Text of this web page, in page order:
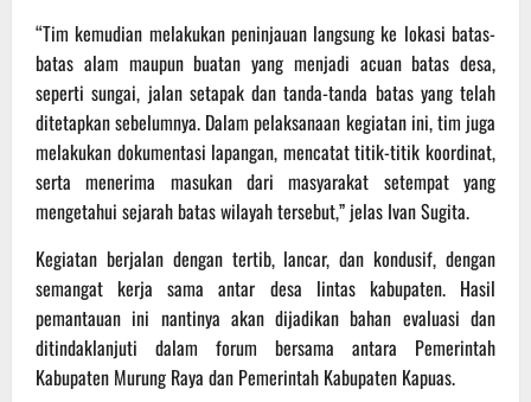
“Tim kemudian melakukan peninjauan langsung ke lokasi batas-
batas alam maupun buatan yang menjadi acuan batas desa,
seperti sungai, jalan setapak dan tanda-tanda batas yang telah
ditetapkan sebelumnya. Dalam pelaksanaan kegiatan ini, tim juga
melakukan dokumentasi lapangan, mencatat titik-titik koordinat,
serta menerima masukan dari masyarakat setempat yang
mengetahui sejarah batas wilayah tersebut,” jelas Ivan Sugita.
Kegiatan berjalan dengan tertib, lancar, dan kondusif, dengan
semangat kerja sama antar desa lintas kabupaten. Hasil
pemantauan ini nantinya akan dijadikan bahan evaluasi dan
ditindaklanjuti dalam forum bersama antara Pemerintah
Kabupaten Murung Raya dan Pemerintah Kabupaten Kapuas.